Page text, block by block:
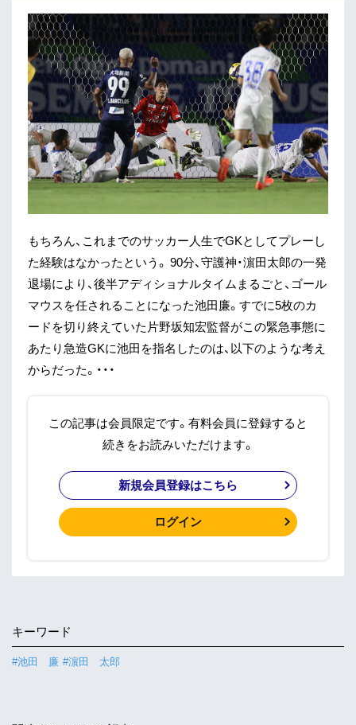
もちろん、これまでのサッカー人生でGKとしてプレーし
た経験はなかったという。 90分、守護神・濵田太郎の一発
退場により、後半アディショナルタイムまるごと、ゴール
マウスを任されることになった池田廉。すでに5枚のカ
ードを切り終えていた片野坂知宏監督がこの緊急事態に
あたり急造GKに池田を指名したのは、以下のような考え
からだった。・・・
この記事は会員限定です。有料会員に登録すると
続きをお読みいただけます。
新規会員登録はこちら
ログイン
キーワード
#池田 廉 #濵田 太郎